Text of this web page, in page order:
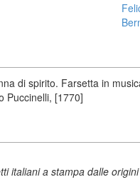
di spirito. Farsetta in
Puccinelli, [1770]
italiani a stampa dalle